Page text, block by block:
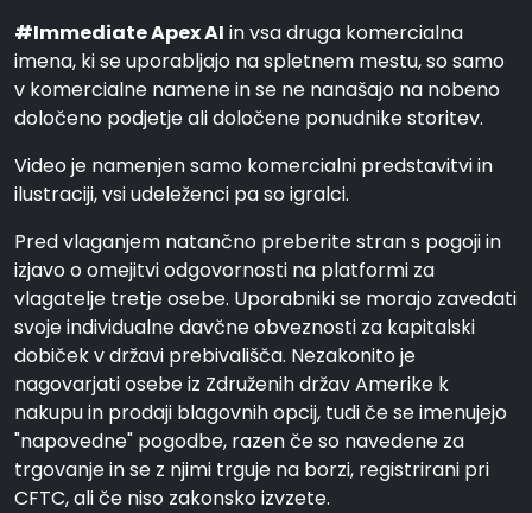
#Immediate Apex AI in vsa druga komercialna
imena, ki se uporabljajo na spletnem mestu, so samo
v komercialne namene in se ne nanašajo na nobeno
določeno podjetje ali določene ponudnike storitev.
Video je namenjen samo komercialni predstavitvi in
ilustraciji, vsi udeleženci pa so igralci.
Pred vlaganjem natančno preberite stran s pogoji in
izjavo o omejitvi odgovornosti na platformi za
vlagatelje tretje osebe. Uporabniki se morajo zavedati
svoje individualne davčne obveznosti za kapitalski
dobiček v državi prebivališča. Nezakonito je
nagovarjati osebe iz Združenih držav Amerike k
nakupu in prodaji blagovnih opcij, tudi če se imenujejo
"napovedne" pogodbe, razen če so navedene za
trgovanje in se z njimi trguje na borzi, registrirani pri
CFTC, ali če niso zakonsko izvzete.